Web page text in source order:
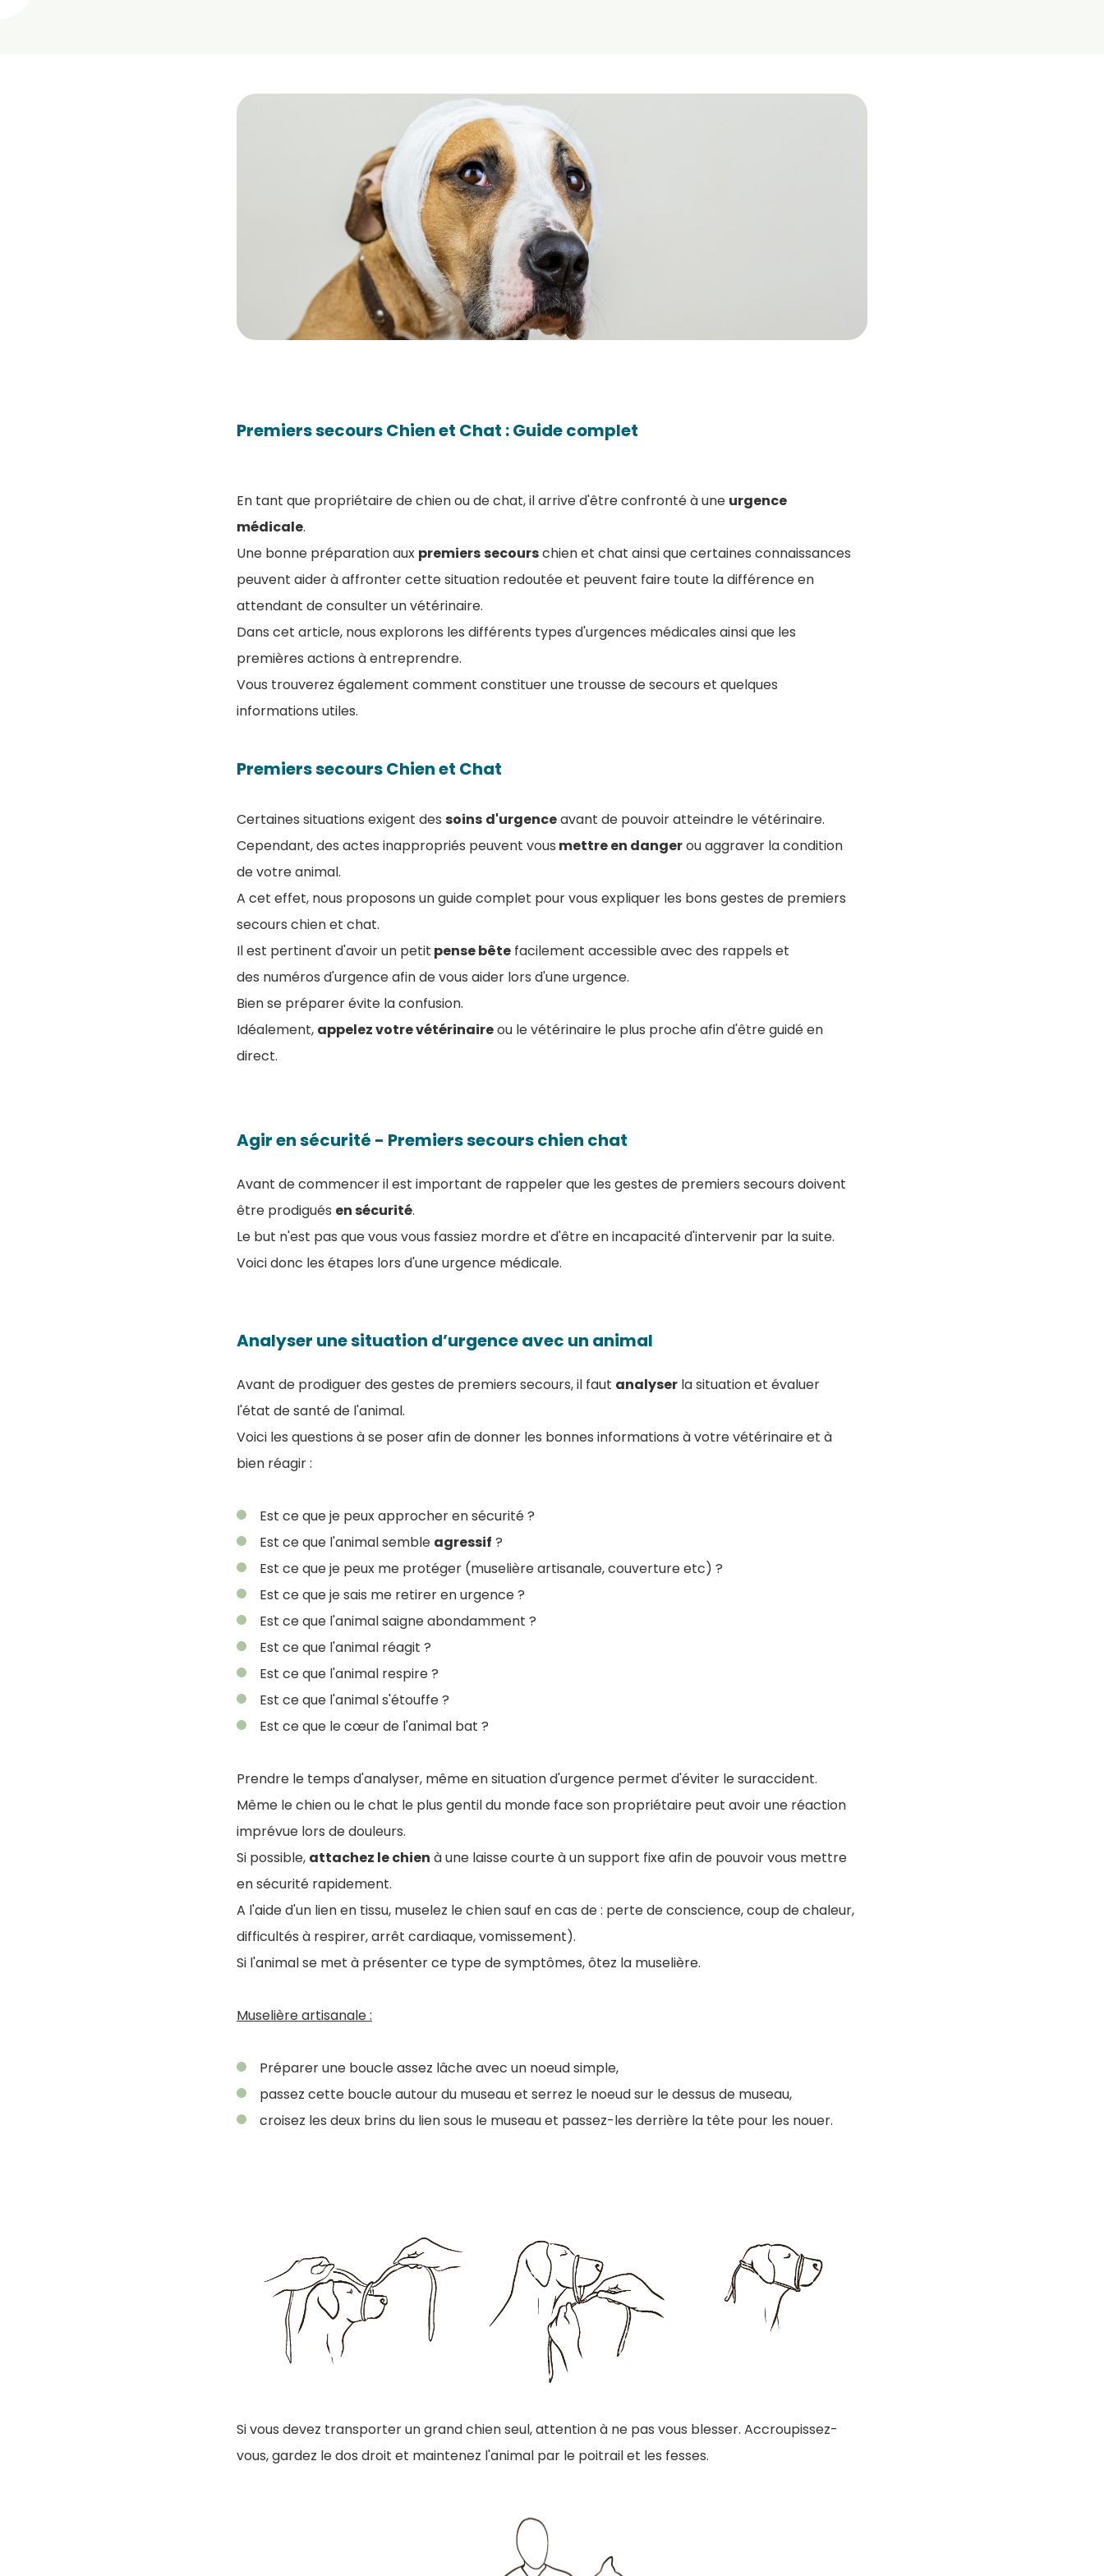
Premiers secours Chien et Chat : Guide complet
En tant que propriétaire de chien ou de chat, il arrive d'être confronté à une urgence
médicale.
Une bonne préparation aux premierssecourschien et chat ainsi que certaines connaissances
peuvent aider à affronter cette situation redoutée et peuvent faire toute la différence en
attendant de consulter un vétérinaire.
Dans cet article, nous explorons les différents types d'urgences médicales ainsi que les
premières actions à entreprendre.
Vous trouverez également comment constituer une trousse de secours et quelques
informations utiles.
Premiers secours Chien et Chat
Certaines situations exigent des soins d'urgenceavant de pouvoir atteindre le vétérinaire.
Cependant, des actes inappropriés peuvent vous mettre en dangerou aggraver la condition
de votre animal.
A cet effet, nous proposons un guide complet pour vous expliquer les bons gestes de premiers
secours chien et chat.
Il est pertinent d'avoir un petit pense bête facilement accessible avec des rappels et
des numéros d'urgence afin de vous aider lors d'une urgence.
Bien se préparer évite la confusion.
Idéalement, appelez votre vétérinaireou le vétérinaire le plus proche afin d'être guidé en
direct.
Agir en sécurité - Premiers secours chien chat
Avant de commencer il est important de rappeler que les gestes de premiers secours doivent
être prodigués en sécurité.
Le but n'est pas que vous vous fassiez mordre et d'être en incapacité d'intervenir par la suite.
Voici donc les étapes lors d'une urgence médicale.
Analyser une situation d’urgence avec un animal
Avant de prodiguer des gestes de premiers secours, il faut analyser la situation et évaluer
l'état de santé de l'animal.
Voici les questions à se poser afin de donner les bonnes informations à votre vétérinaire et à
bien réagir :
Est ce que je peux approcher en sécurité ?
Est ce que l'animal semble agressif ?
Est ce que je peux me protéger (muselière artisanale, couverture etc) ?
Est ce que je sais me retirer en urgence ?
Est ce que l'animal saigne abondamment ?
Est ce que l'animal réagit ?
Est ce que l'animal respire ?
Est ce que l'animal s'étouffe ?
Est ce que le cœur de l'animal bat ?
Prendre le temps d'analyser, même en situation d'urgence permet d'éviter le suraccident.
Même le chien ou le chat le plus gentil du monde face son propriétaire peut avoir une réaction
imprévue lors de douleurs.
Si possible, attachez le chien à une laisse courte à un support fixe afin de pouvoir vous mettre
en sécurité rapidement.
A l'aide d'un lien en tissu, muselez le chien sauf en cas de : perte de conscience, coup de chaleur,
difficultés à respirer, arrêt cardiaque, vomissement).
Si l'animal se met à présenter ce type de symptômes, ôtez la muselière.
Muselière artisanale :
Préparer une boucle assez lâche avec un noeud simple,
passez cette boucle autour du museau et serrez le noeud sur le dessus de museau,
croisez les deux brins du lien sous le museau et passez-les derrière la tête pour les nouer.
Si vous devez transporter un grand chien seul, attention à ne pas vous blesser. Accroupissez-
vous, gardez le dos droit et maintenez l'animal par le poitrail et les fesses.